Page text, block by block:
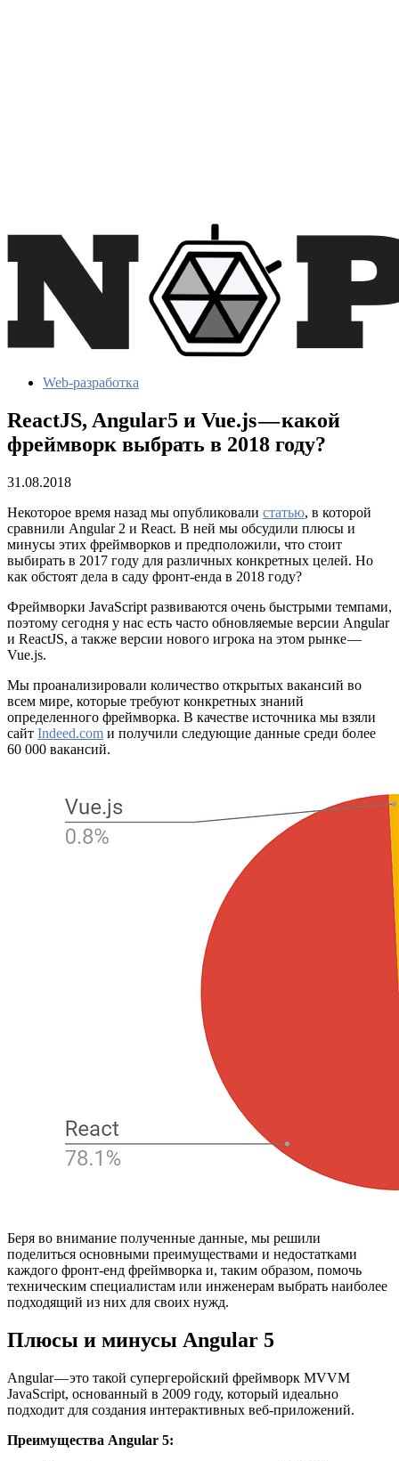
Web-разработка
ReactJS, Angular5 и Vue.js — какой
фреймворк выбрать в 2018 году?
31.08.2018
Некоторое время назад мы опубликовали статью, в которой
сравнили Angular 2 и React. В ней мы обсудили плюсы и
минусы этих фреймворков и предположили, что стоит
выбирать в 2017 году для различных конкретных целей. Но
как обстоят дела в саду фронт-енда в 2018 году?
Фреймворки JavaScript развиваются очень быстрыми темпами,
поэтому сегодня у нас есть часто обновляемые версии Angular
и ReactJS, а также версии нового игрока на этом рынке —
Vue.js.
Мы проанализировали количество открытых вакансий во
всем мире, которые требуют конкретных знаний
определенного фреймворка. В качестве источника мы взяли
сайт Indeed.com и получили следующие данные среди более
60 000 вакансий.
Беря во внимание полученные данные, мы решили
поделиться основными преимуществами и недостатками
каждого фронт-енд фреймворка и, таким образом, помочь
техническим специалистам или инженерам выбрать наиболее
подходящий из них для своих нужд.
Плюсы и минусы Angular 5
Angular — это такой супергеройский фреймворк MVVM
JavaScript, основанный в 2009 году, который идеально
подходит для создания интерактивных веб-приложений.
Преимущества Angular 5: